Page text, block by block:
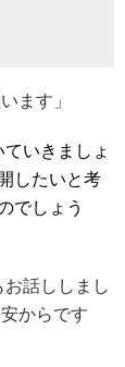
ます」
いきましょ
したいと考
でしょう
お話ししまし
からです